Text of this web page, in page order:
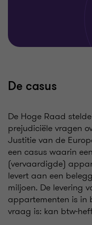
De casus
De Hoge Raad
prejudiciële vragen
Justitie van de
een casus waarin
(vervaardigde)
levert aan een
miljoen. De levering
appartementen is in
vraag is: kan btw-